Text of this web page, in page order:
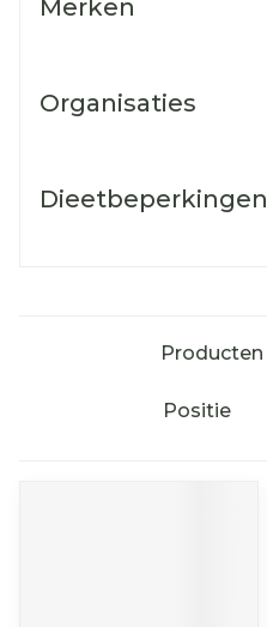
Merken
Organisaties
Dieetbeperkingen
Producten
Sorteer op: